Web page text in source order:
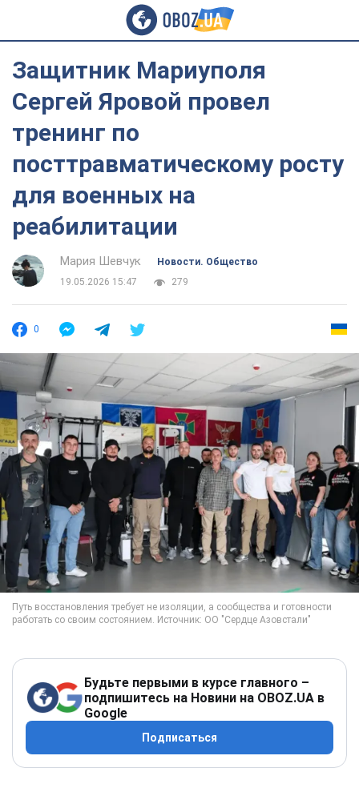
Защитник Мариуполя
Сергей Яровой провел
тренинг по
посттравматическому росту
для военных на
реабилитации
Мария Шевчук
Новости. Общество
19.05.2026 15:47
279
0
Будьте первыми в курсе главного –
подпишитесь на Новини на OBOZ.UA в
Google
Подписаться